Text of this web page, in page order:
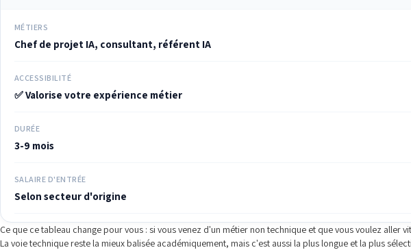
MÉTIERS
Chef de projet IA, consultant, référent IA
ACCESSIBILITÉ
✅ Valorise votre expérience métier
DURÉE
3-9 mois
SALAIRE D'ENTRÉE
Selon secteur d'origine
Ce que ce tableau change pour vous : si vous venez d'un métier non technique et que vous voulez
La voie technique reste la mieux balisée académiquement, mais c'est aussi la plus longue et la plus